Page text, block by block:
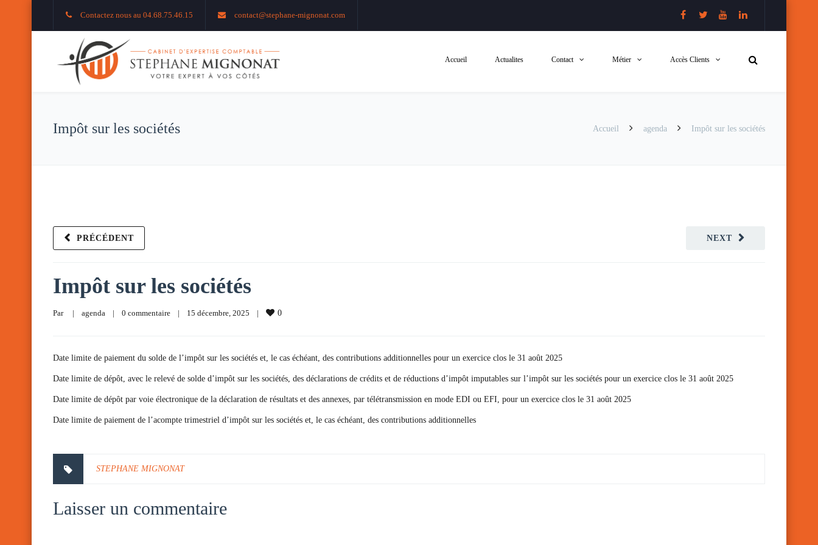
Contactez nous au 04.68.75.46.15 contact@stephane-mignonat.com
Accueil Actualites Contact Métier Accès Clients
Impôt sur les sociétés Accueil agenda Impôt sur les sociétés
NEXT
PRÉCÉDENT
Impôt sur les sociétés
Par | agenda | 0 commentaire | 15 décembre, 2025 | 0
Date limite de paiement du solde de l’impôt sur les sociétés et, le cas échéant, des contributions additionnelles pour un exercice clos le 31 août 2025
Date limite de dépôt, avec le relevé de solde d’impôt sur les sociétés, des déclarations de crédits et de réductions d’impôt imputables sur l’impôt sur les sociétés pour un exercice clos le 31 août 2025
Date limite de dépôt par voie électronique de la déclaration de résultats et des annexes, par télétransmission en mode EDI ou EFI, pour un exercice clos le 31 août 2025
Date limite de paiement de l’acompte trimestriel d’impôt sur les sociétés et, le cas échéant, des contributions additionnelles
STEPHANE MIGNONAT
Laisser un commentaire